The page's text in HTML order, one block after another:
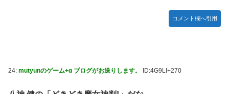
コメント欄へ引用
24: mutyunのゲーム+α ブログがお送りします。 ID:4G9LI+270